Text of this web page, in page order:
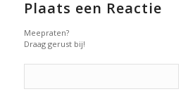
Plaats een Reactie
Meepraten?
Draag gerust bij!